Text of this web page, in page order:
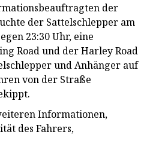
der
der Sattelschlepper am
23:30 Uhr, eine
Road und der Harley Road
und Anhänger auf
von der Straße
Informationen,
des Fahrers,